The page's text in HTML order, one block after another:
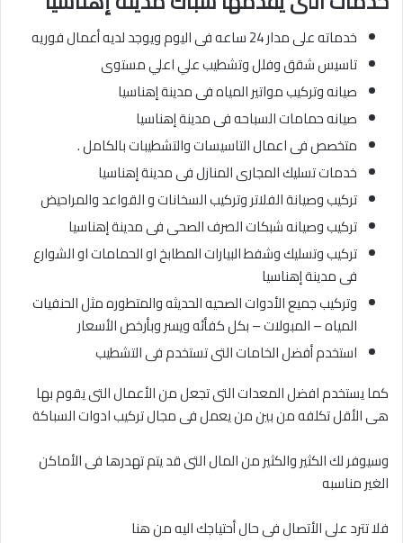
خدماته على مدار 24 ساعه فى اليوم ويوجد لديه أعمال فوريه
تاسيس شقق وفلل وتشطيب علي اعلي مستوى
صيانه وتركيب مواتير المياه فى مدينة إهناسيا
صيانه حمامات السباحه فى مدينة إهناسيا
متخصص فى اعمال التاسيسات والتشطيبات بالكامل .
خدمات تسليك المجارى المنازل فى مدينة إهناسيا
تركيب وصيانة الفلاتر وتركيب السخانات و القواعد والمراحيض
تركيب وصيانه شبكات الصرف الصحى فى مدينة إهناسيا
تركيب وتسليك وشفط البيارات المطابخ او الحمامات او الشوارع
فى مدينة إهناسيا
وتركيب جميع الأدوات الصحيه الحديثه والمتطوره مثل الحنفيات
المياه – المبولات – بكل كفأئه ويسر وبأرخص الأسعار
استخدم أفضل الخامات التى تستخدم فى التشطيب
كما يستخدم افضل المعدات التى تجعل من الأعمال التى يقوم بها
هى الأقل تكلفه من بين من يعمل فى مجال تركيب ادوات السباكة
وسيوفر لك الكثير والكثير من المال التى قد يتم تهدرها فى الأماكن
الغير مناسبه
فلا تترد على الأتصال فى حال أحتياجك اليه من هنا